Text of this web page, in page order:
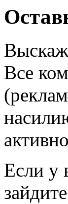
Все
Если у